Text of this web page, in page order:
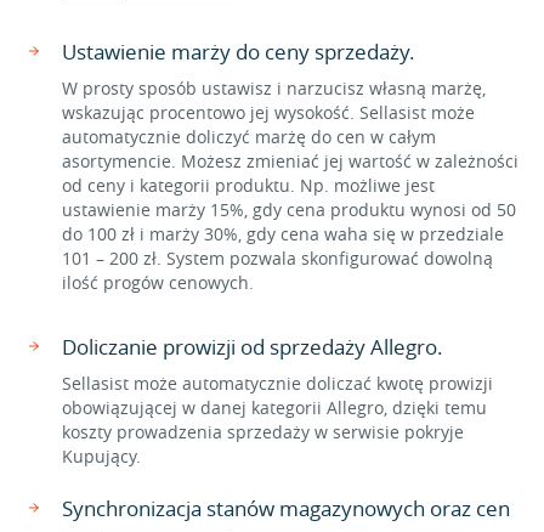
Ustawienie marży do ceny sprzedaży.
W prosty sposób ustawisz i narzucisz własną marżę,
wskazując procentowo jej wysokość. Sellasist może
automatycznie doliczyć marżę do cen w całym
asortymencie. Możesz zmieniać jej wartość w zależności
od ceny i kategorii produktu. Np. możliwe jest
ustawienie marży 15%, gdy cena produktu wynosi od 50
do 100 zł i marży 30%, gdy cena waha się w przedziale
101 – 200 zł. System pozwala skonfigurować dowolną
ilość progów cenowych.
Doliczanie prowizji od sprzedaży Allegro.
Sellasist może automatycznie doliczać kwotę prowizji
obowiązującej w danej kategorii Allegro, dzięki temu
koszty prowadzenia sprzedaży w serwisie pokryje
Kupujący.
Synchronizacja stanów magazynowych oraz cen